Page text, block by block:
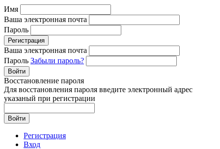
Имя
Ваша электронная почта
Пароль
Регистрация
Ваша электронная почта
Пароль Забыли пароль?
Войти
Восстановление пароля
Для восстановления пароля введите электронный адрес
указаный при регистрации
Войти
Регистрация
Вход